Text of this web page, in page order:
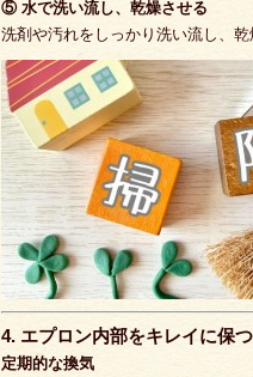
⑤ 水で洗い流し、乾燥させる
洗剤や汚れをしっかり洗い流し、
4. エプロン内部をキレイに保
定期的な換気